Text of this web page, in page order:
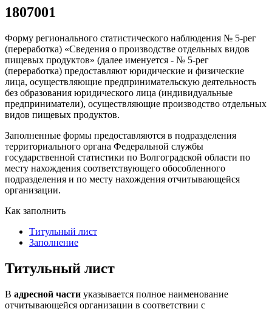
1807001
Форму регионального статистического наблюдения № 5-рег
(переработка) «Сведения о производстве отдельных видов
пищевых продуктов» (далее именуется - № 5-рег
(переработка) предоставляют юридические и физические
лица, осуществляющие предпринимательскую деятельность
без образования юридического лица (индивидуальные
предприниматели), осуществляющие производство отдельных
видов пищевых продуктов.
Заполненные формы предоставляются в подразделения
территориального органа Федеральной службы
государственной статистики по Волгоградской области по
месту нахождения соответствующего обособленного
подразделения и по месту нахождения отчитывающейся
организации.
Как заполнить
Титульный лист
Заполнение
Титульный лист
В адресной части указывается полное наименование
отчитывающейся организации в соответствии с